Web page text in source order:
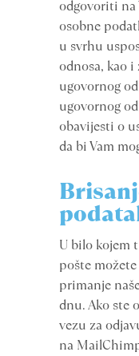
odgovoriti na
osobne
u svrhu
odnosa, kao i
ugovornog
ugovornog
obavijesti o
da bi Vam
U bilo kojem
pošte
primanje
dnu. Ako ste
vezu za
na